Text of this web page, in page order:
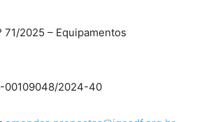
71/2025 – Equipamentos
00109048/2024-40